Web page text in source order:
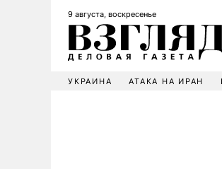
9 августа, воскресенье
УКРАИНА АТАКА НА ИРАН